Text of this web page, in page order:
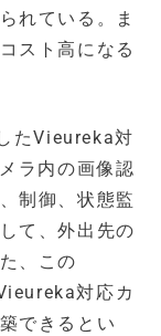
れている。ま
スト高になる
たVieureka対
ラ内の画像認
制御、状態監
て、外出先の
、この
対応カ
できるとい